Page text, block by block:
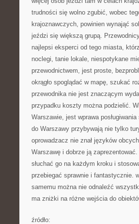
trudności się wolno zgubić, wobec
krajoznawczych, powinien wynająć
jeździ się większą grupą.
najlepsi eksperci od tego miasta,
noclegi, tanie lokale, niespotykane
przewodnictwem, jest proste,
okrągło spoglądać w mapę, szukać
przewodnika nie jest znaczącym
przypadku koszty można podzielić.
Warszawie, jest wprawa
do Warszawy przybywają nie tylko
oprowadzacz nie znał języków
Warszawę i dobrze ją
słuchać go na każdym kroku i
przebiegać sprawnie i fantastycznie.
samemu można nie odnaleźć
ma zniżki na różne wejścia do
źródło: